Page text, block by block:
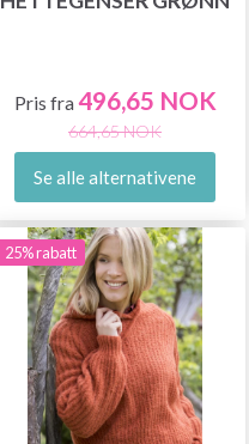
Pris fra496,65 NOK
664,65 NOK
Se alle alternativene
25% rabatt